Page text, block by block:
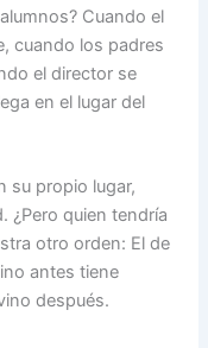
Cuando el
cuando los padres
el director se
en el lugar del
su propio lugar,
¿Pero quien tendría
otro orden: El de
antes tiene
después.